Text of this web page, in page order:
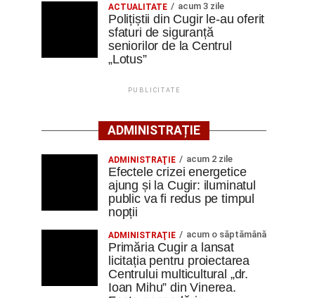
ACTUALITATE acum 3 zile
Polițiștii din Cugir le-au oferit
sfaturi de siguranță
seniorilor de la Centrul
„Lotus”
PUBLICITATE
ADMINISTRAȚIE
ADMINISTRAŢIE acum 2 zile
Efectele crizei energetice
ajung și la Cugir: iluminatul
public va fi redus pe timpul
nopții
ADMINISTRAŢIE acum o săptămână
Primăria Cugir a lansat
licitația pentru proiectarea
Centrului multicultural „dr.
Ioan Mihu” din Vinerea.